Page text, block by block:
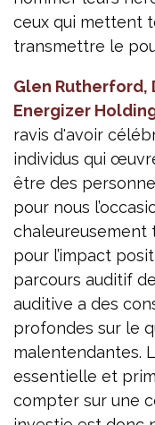
ceux qui mettent
transmettre le
Glen Rutherford,
Energizer
ravis d'avoir
individus qui
être des
pour nous
chaleureusement
pour l’impact
parcours auditif
auditive a des
profondes sur le
malentendantes.
essentielle et
compter sur une